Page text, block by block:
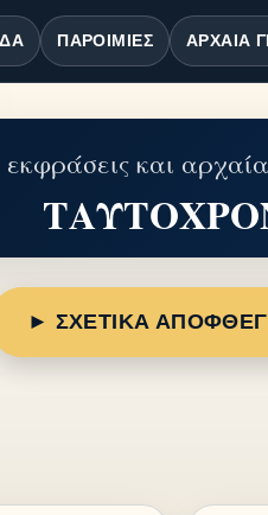
ΠΑΡΟΙΜΊΕΣ ΑΡΧΑΊΑ
εκφράσεις και
► ΣΧΕΤΙΚΑ